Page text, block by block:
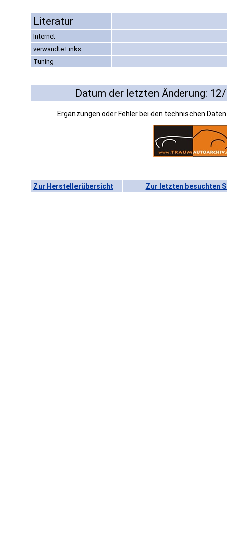
Literatur
Internet
verwandte Links
Tuning
Datum der letzten Änderung:
Ergänzungen oder Fehler bei den technischen
Zur Herstellerübersicht Zur letzten besuchten